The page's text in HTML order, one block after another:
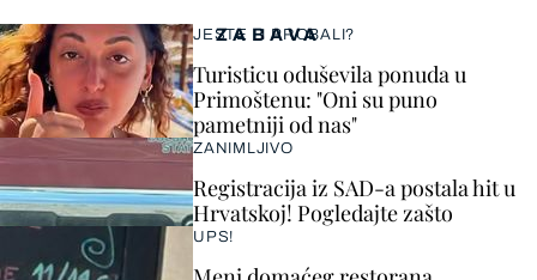
ZABAVA
JESTE LI PROBALI?
Turisticu oduševila ponuda u
Primoštenu: "Oni su puno
pametniji od nas"
ZANIMLJIVO
Registracija iz SAD-a postala hit u
Hrvatskoj! Pogledajte zašto
UPS!